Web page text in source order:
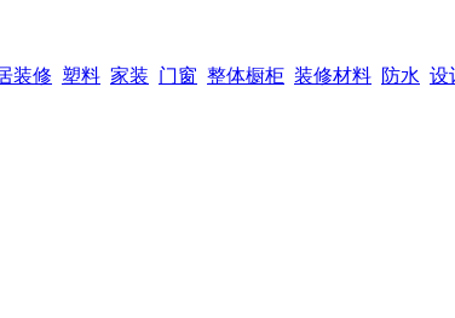
装修 塑料 家装 门窗 整体橱柜 装修材料 防水 设